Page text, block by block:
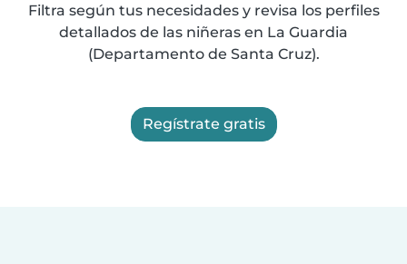
Filtra según tus necesidades y revisa los perfiles
detallados de las niñeras en La Guardia
(Departamento de Santa Cruz).
Regístrate gratis